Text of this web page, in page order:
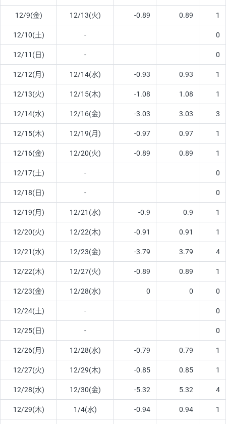
12/9(金) 12/13(火) -0.89 0.89 1
12/10(土) - 0
12/11(日) - 0
12/12(月) 12/14(水) -0.93 0.93 1
12/13(火) 12/15(木) -1.08 1.08 1
12/14(水) 12/16(金) -3.03 3.03 3
12/15(木) 12/19(月) -0.97 0.97 1
12/16(金) 12/20(火) -0.89 0.89 1
12/17(土) - 0
12/18(日) - 0
12/19(月) 12/21(水) -0.9 0.9 1
12/20(火) 12/22(木) -0.91 0.91 1
12/21(水) 12/23(金) -3.79 3.79 4
12/22(木) 12/27(火) -0.89 0.89 1
12/23(金) 12/28(水) 0 0 0
12/24(土) - 0
12/25(日) - 0
12/26(月) 12/28(水) -0.79 0.79 1
12/27(火) 12/29(木) -0.85 0.85 1
12/28(水) 12/30(金) -5.32 5.32 4
12/29(木) 1/4(水) -0.94 0.94 1